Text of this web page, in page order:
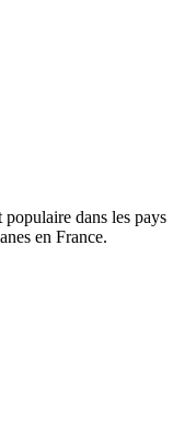
dans les pays
en France.